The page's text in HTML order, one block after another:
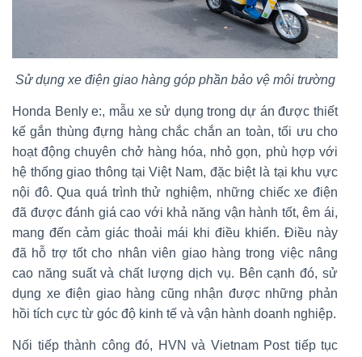
Sử dụng xe điện giao hàng góp phần bảo vệ môi trường
Honda Benly e:, mẫu xe sử dụng trong dự án được thiết
kế gắn thùng đựng hàng chắc chắn an toàn, tối ưu cho
hoạt động chuyên chở hàng hóa, nhỏ gọn, phù hợp với
hệ thống giao thông tại Việt Nam, đặc biệt là tại khu vực
nội đô. Qua quá trình thử nghiệm, những chiếc xe điện
đã được đánh giá cao với khả năng vận hành tốt, êm ái,
mang đến cảm giác thoải mái khi điều khiển. Điều này
đã hỗ trợ tốt cho nhân viên giao hàng trong việc nâng
cao năng suất và chất lượng dịch vụ. Bên cạnh đó, sử
dụng xe điện giao hàng cũng nhận được những phản
hồi tích cực từ góc độ kinh tế và vận hành doanh nghiệp.
Nối tiếp thành công đó, HVN và Vietnam Post tiếp tục